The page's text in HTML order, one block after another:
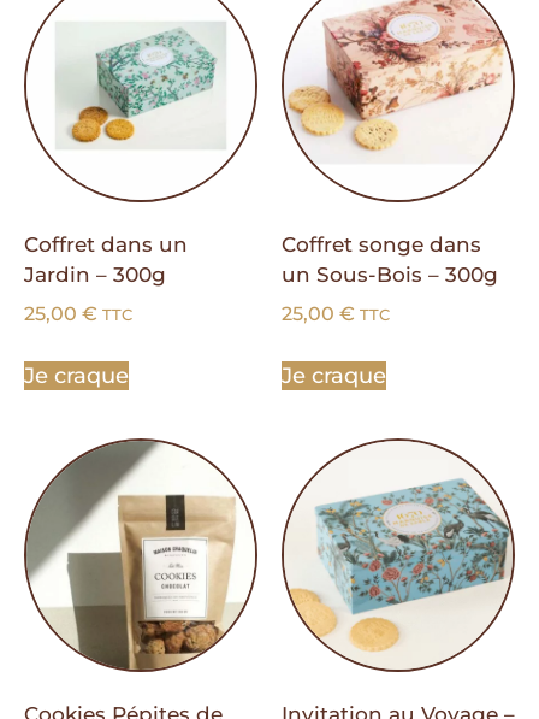
Coffret dans un
Jardin – 300g
25,00 € TTC
Je craque
Coffret songe dans
un Sous-Bois – 300g
25,00 € TTC
Je craque
Cookies Pépites de Invitation au Voyage –